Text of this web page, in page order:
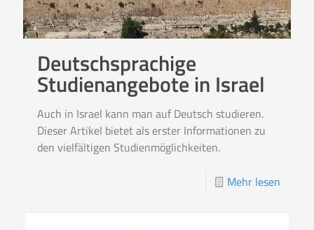
Deutschsprachige
Studienangebote in Israel
Auch in Israel kann man auf Deutsch studieren.
Dieser Artikel bietet als erster Informationen zu
den vielfältigen Studienmöglichkeiten.
Mehr lesen